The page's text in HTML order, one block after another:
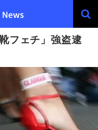
フェチ」強盗逮